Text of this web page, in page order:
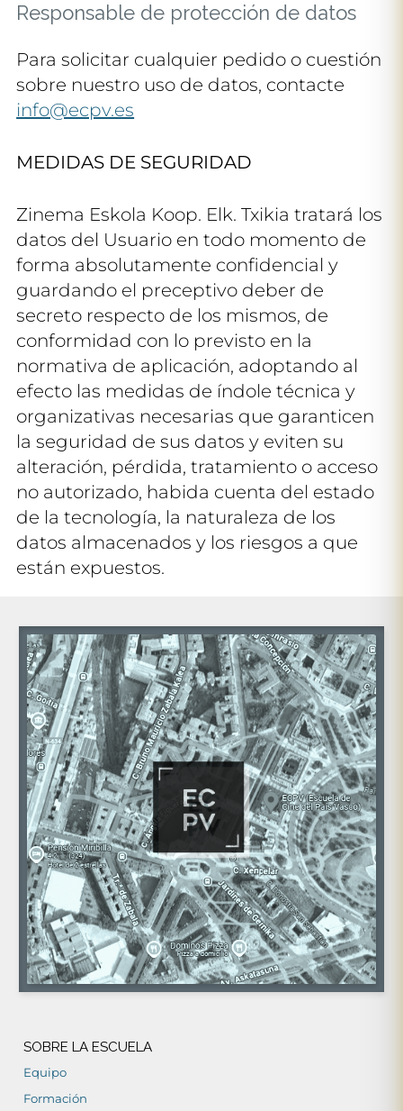
Responsable de protección de datos
Para solicitar cualquier pedido o cuestión
sobre nuestro uso de datos, contacte
info@ecpv.es
MEDIDAS DE SEGURIDAD
Zinema Eskola Koop. Elk. Txikia tratará los
datos del Usuario en todo momento de
forma absolutamente confidencial y
guardando el preceptivo deber de
secreto respecto de los mismos, de
conformidad con lo previsto en la
normativa de aplicación, adoptando al
efecto las medidas de índole técnica y
organizativas necesarias que garanticen
la seguridad de sus datos y eviten su
alteración, pérdida, tratamiento o acceso
no autorizado, habida cuenta del estado
de la tecnología, la naturaleza de los
datos almacenados y los riesgos a que
están expuestos.
SOBRE LA ESCUELA
Equipo
Formación